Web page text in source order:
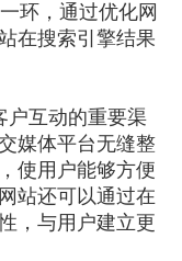
环，通过优化网
在搜索引擎结果
户互动的重要渠
媒体平台无缝整
使用户能够方便
站还可以通过在
，与用户建立更